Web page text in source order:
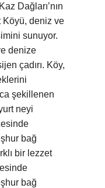
Dağları’nın
deniz ve
sunuyor.
denize
çadırı. Köy,
şekillenen
neyi
bağ
bir lezzet
bağ